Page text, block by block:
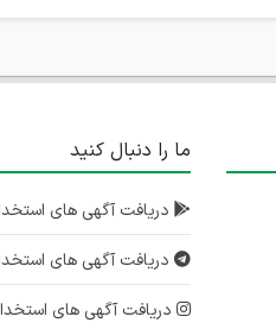
ما را دنبال کنید
دریافت آگهی های
دریافت آگهی های
دریافت آگهی های